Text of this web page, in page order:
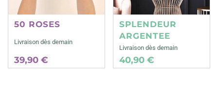
50 ROSES
Livraison dès demain
39,90 €
SPLENDEUR
ARGENTEE
Livraison dès demain
40,90 €